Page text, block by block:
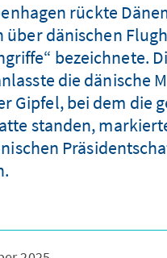
rückte
dänischen
bezeichnete.
die dänische
Gipfel, bei dem die
standen,